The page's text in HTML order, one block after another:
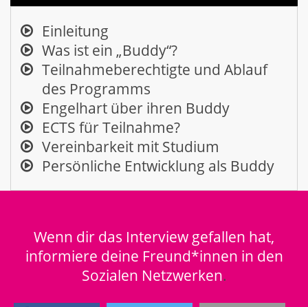
Einleitung
Was ist ein „Buddy“?
Teilnahmeberechtigte und Ablauf
des Programms
Engelhart über ihren Buddy
ECTS für Teilnahme?
Vereinbarkeit mit Studium
Persönliche Entwicklung als Buddy
Wenn dir das Interview gefallen hat,
informiere deine Freund*innen in den
Sozialen Netzwerken.